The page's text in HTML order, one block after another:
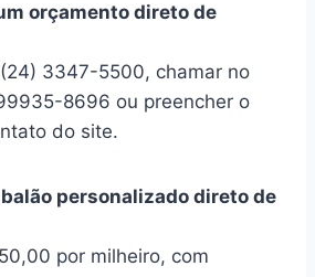
orçamento direto de
3347-5500, chamar no
8696 ou preencher o
do site.
personalizado direto de
por milheiro, com